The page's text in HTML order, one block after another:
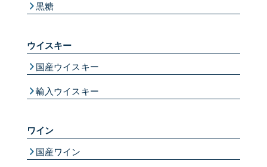
黒糖
ウイスキー
国産ウイスキー
輸入ウイスキー
ワイン
国産ワイン